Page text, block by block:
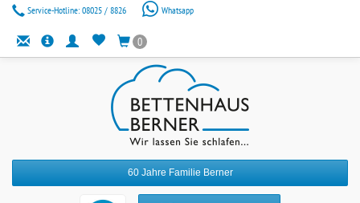
Service-Hotline: 08025 / 8826 Whatsapp
0
60 Jahre Familie Berner